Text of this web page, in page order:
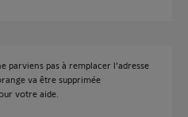
parviens pas à remplacer l’adresse
va être supprimée
votre aide.